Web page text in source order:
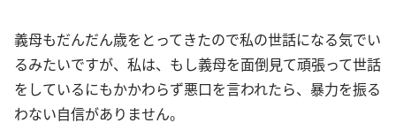
義母もだんだん歳をとってきたので私の世話になる気でい
るみたいですが、私は、もし義母を面倒見て頑張って世話
をしているにもかかわらず悪口を言われたら、暴力を振る
わない自信がありません。